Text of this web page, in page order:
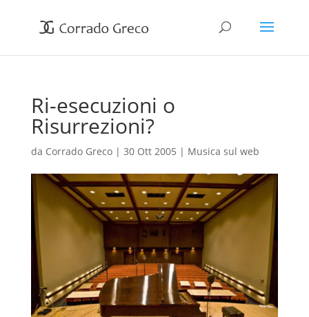
Ri-esecuzioni o
Risurrezioni?
da Corrado Greco| 30 Ott 2005 | Musica sul web